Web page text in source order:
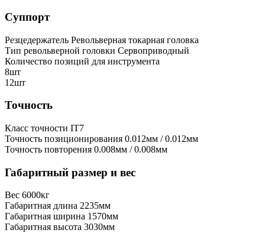
Суппорт
Резцедержатель Револьверная токарная головка
Тип револьверной головки Сервоприводный
Количество позиций для инструмента
8шт
12шт
Точность
Класс точности IT7
Точность позиционирования 0.012мм / 0.012мм
Точность повторения 0.008мм / 0.008мм
Габаритный размер и вес
Вес 6000кг
Габаритная длина 2235мм
Габаритная ширина 1570мм
Габаритная высота 3030мм